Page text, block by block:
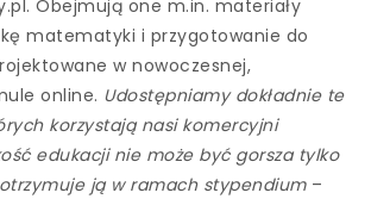
Obejmują one m.in. materiały
matematyki i przygotowanie do
w nowoczesnej,
online. Udostępniamy dokładnie te
korzystają nasi komercyjni
edukacji nie może być gorsza tylko
ją w ramach stypendium –